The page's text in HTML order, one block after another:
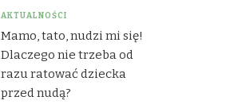
AKTUALNOŚCI
Mamo, tato, nudzi mi się!
Dlaczego nie trzeba od
razu ratować dziecka
przed nudą?